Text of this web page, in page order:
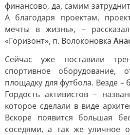
финансово, да, самим
А благодаря проектам,
мечты в жизнь», –
«Горизонт», п. Волоконовка
Сейчас уже поставили
спортивное оборудование,
площадку для футбола. Везде –
Гордость активистов –
которое сделали в виде
Вскоре появится большая
соседями, а так же уличное